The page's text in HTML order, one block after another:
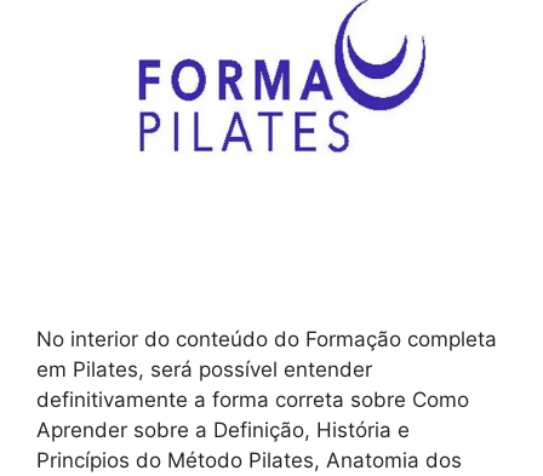
No interior do conteúdo do Formação completa
em Pilates, será possível entender
definitivamente a forma correta sobre Como
Aprender sobre a Definição, História e
Princípios do Método Pilates, Anatomia dos